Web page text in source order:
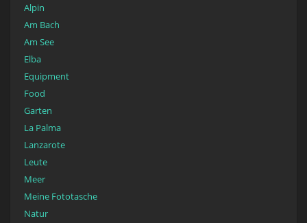
Alpin
Am Bach
Am See
Elba
Equipment
Food
Garten
La Palma
Lanzarote
Leute
Meer
Meine Fototasche
Natur